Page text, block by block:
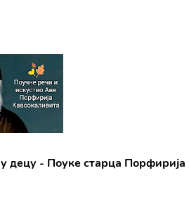
децу - Поуке старца Порфирија